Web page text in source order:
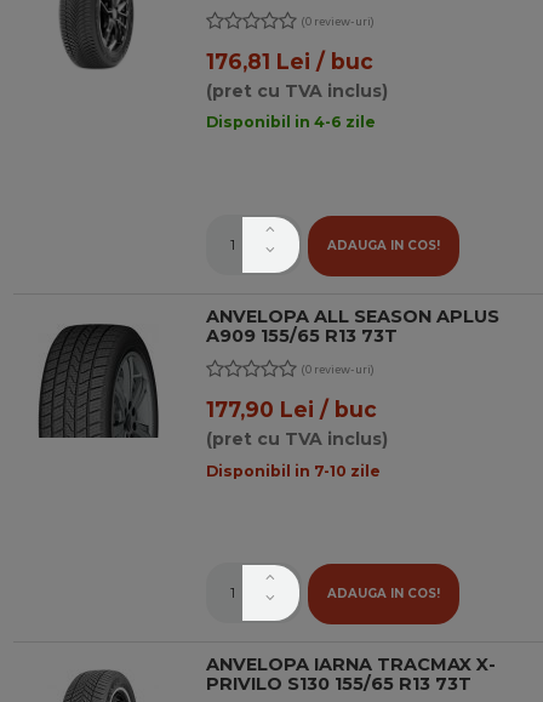
(0 review-uri)
176,81 Lei / buc
(pret cu TVA inclus)
Disponibil in 4-6 zile
ADAUGA IN COS!
ANVELOPA ALL SEASON APLUS
A909 155/65 R13 73T
(0 review-uri)
177,90 Lei / buc
(pret cu TVA inclus)
Disponibil in 7-10 zile
ADAUGA IN COS!
ANVELOPA IARNA TRACMAX X-
PRIVILO S130 155/65 R13 73T